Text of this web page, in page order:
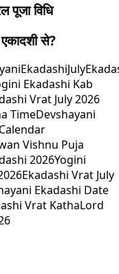
पूजा विधि
से?
Ekadashi Kab
Vrat July 2026
TimeDevshayani
Vishnu Puja
2026Yogini
Ekadashi Vrat July
Ekadashi Date
Vrat KathaLord